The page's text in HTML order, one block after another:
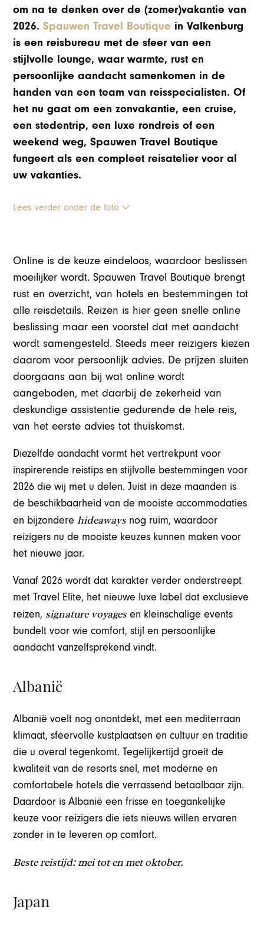
om na te denken over de (zomer)vakantie van
2026.Spauwen Travel Boutique in Valkenburg
is een reisbureau met de sfeer van een
stijlvolle lounge, waar warmte, rust en
persoonlijke aandacht samenkomen in de
handen van een team van reisspecialisten. Of
het nu gaat om een zonvakantie, een cruise,
een stedentrip, een luxe rondreis of een
weekend weg, Spauwen Travel Boutique
fungeert als een compleet reisatelier voor al
uw vakanties.
Lees verder onder de foto
Online is de keuze eindeloos, waardoor beslissen
moeilijker wordt. Spauwen Travel Boutique brengt
rust en overzicht, van hotels en bestemmingen tot
alle reisdetails. Reizen is hier geen snelle online
beslissing maar een voorstel dat met aandacht
wordt samengesteld. Steeds meer reizigers kiezen
daarom voor persoonlijk advies. De prijzen sluiten
doorgaans aan bij wat online wordt
aangeboden, met daarbij de zekerheid van
deskundige assistentie gedurende de hele reis,
van het eerste advies tot thuiskomst.
Diezelfde aandacht vormt het vertrekpunt voor
inspirerende reistips en stijlvolle bestemmingen voor
2026 die wij met u delen. Juist in deze maanden is
de beschikbaarheid van de mooiste accommodaties
en bijzonderehideaways nog ruim, waardoor
reizigers nu de mooiste keuzes kunnen maken voor
het nieuwe jaar.
Vanaf 2026 wordt dat karakter verder onderstreept
met Travel Elite, het nieuwe luxe label dat exclusieve
reizen, signature voyages en kleinschalige events
bundelt voor wie comfort, stijl en persoonlijke
aandacht vanzelfsprekend vindt.
Albanië
Albanië voelt nog onontdekt, met een mediterraan
klimaat, sfeervolle kustplaatsen en cultuur en traditie
die u overal tegenkomt. Tegelijkertijd groeit de
kwaliteit van de resorts snel, met moderne en
comfortabele hotels die verrassend betaalbaar zijn.
Daardoor is Albanië een frisse en toegankelijke
keuze voor reizigers die iets nieuws willen ervaren
zonder in te leveren op comfort.
Beste reistijd: mei tot en met oktober.
Japan